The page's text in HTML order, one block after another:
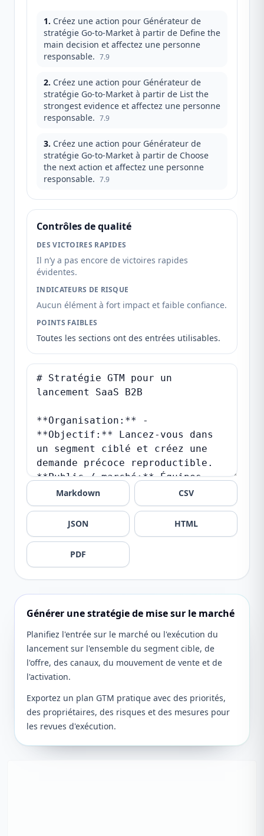
1. Créez une action pour Générateur de
stratégie Go-to-Market à partir de Define the
main decision et affectez une personne
responsable. 7.9
2. Créez une action pour Générateur de
stratégie Go-to-Market à partir de List the
strongest evidence et affectez une personne
responsable. 7.9
3. Créez une action pour Générateur de
stratégie Go-to-Market à partir de Choose
the next action et affectez une personne
responsable. 7.9
Contrôles de qualité
DES VICTOIRES RAPIDES
Il n’y a pas encore de victoires rapides
évidentes.
INDICATEURS DE RISQUE
Aucun élément à fort impact et faible confiance.
POINTS FAIBLES
Toutes les sections ont des entrées utilisables.
Markdown CSV
JSON HTML
PDF
Générer une stratégie de mise sur le marché
Planifiez l'entrée sur le marché ou l'exécution du
lancement sur l'ensemble du segment cible, de
l'offre, des canaux, du mouvement de vente et de
l'activation.
Exportez un plan GTM pratique avec des priorités,
des propriétaires, des risques et des mesures pour
les revues d'exécution.